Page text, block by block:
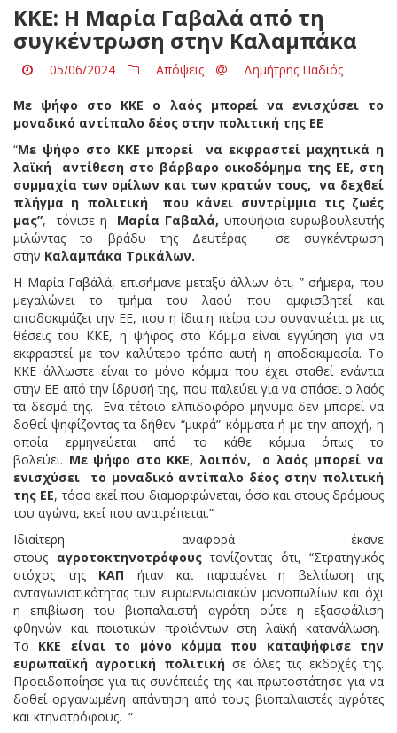
ΚΚΕ: H Μαρία Γαβαλά από τη
συγκέντρωση στην Καλαμπάκα
05/06/2024 Απόψεις Δημήτρης Παδιός
Με ψήφο στο ΚΚΕ ο λαός μπορεί να ενισχύσει το
μοναδικό αντίπαλο δέος στην πολιτική της ΕΕ
“Με ψήφο στο ΚΚΕ μπορεί να εκφραστεί μαχητικά η
λαϊκή αντίθεση στο βάρβαρο οικοδόμημα της ΕΕ, στη
συμμαχία των ομίλων και των κρατών τους, να δεχθεί
πλήγμα η πολιτική που κάνει συντρίμμια τις ζωές
μας”, τόνισε η Μαρία Γαβαλά,υποψήφια ευρωβουλευτής
μιλώντας το βράδυ της Δευτέρας σε συγκέντρωση
στην Καλαμπάκα Τρικάλων.
Η Μαρία Γαβάλά, επισήμανε μεταξύ άλλων ότι, ” σήμερα, που
μεγαλώνει το τμήμα του λαού που αμφισβητεί και
αποδοκιμάζει την ΕΕ, που η ίδια η πείρα του συναντιέται με τις
θέσεις του ΚΚΕ, η ψήφος στο Κόμμα είναι εγγύηση για να
εκφραστεί με τον καλύτερο τρόπο αυτή η αποδοκιμασία. Το
ΚΚΕ άλλωστε είναι το μόνο κόμμα που έχει σταθεί ενάντια
στην ΕΕ από την ίδρυσή της, που παλεύει για να σπάσει ο λαός
τα δεσμά της. Ενα τέτοιο ελπιδοφόρο μήνυμα δεν μπορεί να
δοθεί ψηφίζοντας τα δήθεν “μικρά” κόμματα ή με την αποχή, η
οποία ερμηνεύεται από το κάθε κόμμα όπως το
βολεύει. Με ψήφο στο ΚΚΕ, λοιπόν, ο λαός μπορεί να
ενισχύσει το μοναδικό αντίπαλο δέος στην πολιτική
της ΕΕ, τόσο εκεί που διαμορφώνεται, όσο και στους δρόμους
του αγώνα, εκεί που ανατρέπεται.”
Ιδιαίτερη αναφορά έκανε
στους αγροτοκτηνοτρόφουςτονίζοντας ότι, “Στρατηγικός
στόχος της ΚΑΠ ήταν και παραμένει η βελτίωση της
ανταγωνιστικότητας των ευρωενωσιακών μονοπωλίων και όχι
η επιβίωση του βιοπαλαιστή αγρότη ούτε η εξασφάλιση
φθηνών και ποιοτικών προϊόντων στη λαϊκή κατανάλωση.
Το ΚΚΕ είναι το μόνο κόμμα που καταψήφισε την
ευρωπαϊκή αγροτική πολιτικήσε όλες τις εκδοχές της.
Προειδοποίησε για τις συνέπειές της και πρωτοστάτησε για να
δοθεί οργανωμένη απάντηση από τους βιοπαλαιστές αγρότες
και κτηνοτρόφους. “